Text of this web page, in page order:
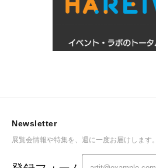
Newsletter
展覧会情報や特集を、週に一度お届けします。